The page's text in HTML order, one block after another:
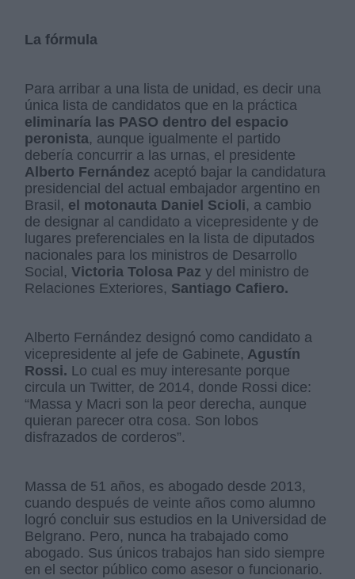
La fórmula
Para arribar a una lista de unidad, es decir una
única lista de candidatos que en la práctica
eliminaría las PASO dentro del espacio
peronista, aunque igualmente el partido
debería concurrir a las urnas, el presidente
Alberto Fernández aceptó bajar la candidatura
presidencial del actual embajador argentino en
Brasil, el motonauta Daniel Scioli, a cambio
de designar al candidato a vicepresidente y de
lugares preferenciales en la lista de diputados
nacionales para los ministros de Desarrollo
Social,Victoria Tolosa Paz y del ministro de
Relaciones Exteriores, Santiago Cafiero.
Alberto Fernández designó como candidato a
vicepresidente al jefe de Gabinete, Agustín
Rossi. Lo cual es muy interesante porque
circula un Twitter, de 2014, donde Rossi dice:
“Massa y Macri son la peor derecha, aunque
quieran parecer otra cosa. Son lobos
disfrazados de corderos”.
Massa de 51 años, es abogado desde 2013,
cuando después de veinte años como alumno
logró concluir sus estudios en la Universidad de
Belgrano. Pero, nunca ha trabajado como
abogado. Sus únicos trabajos han sido siempre
en el sector público como asesor o funcionario.